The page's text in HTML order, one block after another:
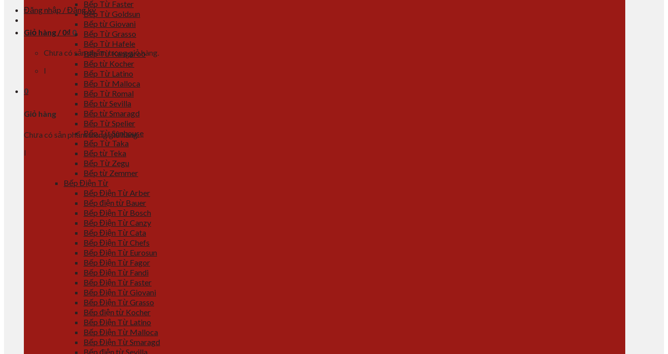
Đăng nhập / Đăng ký
Giỏ hàng / 0₫ 0
Chưa có sản phẩm trong giỏ hàng.
l
0
Giỏ hàng
Chưa có sản phẩm trong giỏ hàng.
l
Bếp Từ Faster
Bếp Từ Goldsun
Bếp từ Giovani
Bếp Từ Grasso
Bếp Từ Hafele
Bếp Từ Kangaroo
Bếp từ Kocher
Bếp Từ Latino
Bếp Từ Malloca
Bếp Từ Romal
Bếp từ Sevilla
Bếp từ Smaragd
Bếp Từ Spelier
Bếp Từ Sunhouse
Bếp Từ Taka
Bếp từ Teka
Bếp Từ Zegu
Bếp từ Zemmer
Bếp Điện Từ
Bếp Điện Từ Arber
Bếp điện từ Bauer
Bếp Điện Từ Bosch
Bếp Điện Từ Canzy
Bếp Điện Từ Cata
Bếp Điện Từ Chefs
Bếp Điện Từ Eurosun
Bếp Điện Từ Fagor
Bếp Điện Từ Fandi
Bếp Điện Từ Faster
Bếp Điện Từ Giovani
Bếp Điện Từ Grasso
Bếp điện từ Kocher
Bếp Điện Từ Latino
Bếp Điện Từ Malloca
Bếp Điện Từ Smaragd
Bếp điện từ Sevilla